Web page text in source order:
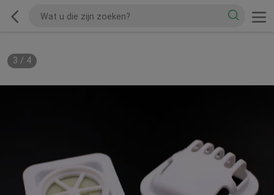
3 / 4